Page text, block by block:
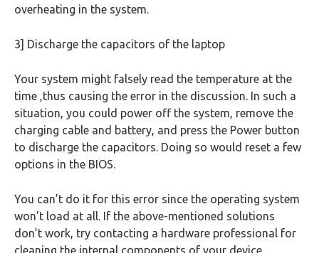
overheating in the system.
3] Discharge the capacitors of the laptop
Your system might falsely read the temperature at the
time ,thus causing the error in the discussion. In such a
situation, you could power off the system, remove the
charging cable and battery, and press the Power button
to discharge the capacitors. Doing so would reset a few
options in the BIOS.
You can’t do it for this error since the operating system
won’t load at all. If the above-mentioned solutions
don’t work, try contacting a hardware professional for
cleaning the internal components of your device.